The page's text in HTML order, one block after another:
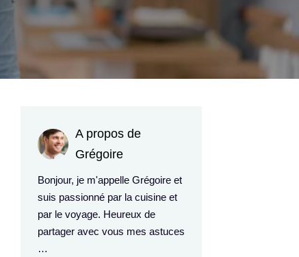
A propos de
Grégoire
Bonjour, je m'appelle Grégoire et
suis passionné par la cuisine et
par le voyage. Heureux de
partager avec vous mes astuces
…